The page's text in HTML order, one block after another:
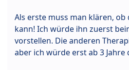
Als erste muss man klären,
kann! Ich würde ihn zuerst
vorstellen. Die anderen
aber ich würde erst ab 3